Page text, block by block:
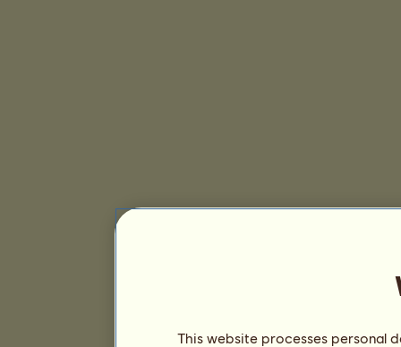
This website processes personal